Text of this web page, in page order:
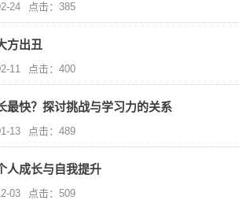
24 点击：385
方出丑
11 点击：400
最快？探讨挑战与学习力的关系
13 点击：489
人成长与自我提升
03 点击：509